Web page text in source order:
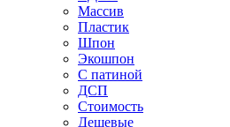
Массив
Пластик
Шпон
Экошпон
С патиной
ДСП
Стоимость
Дешевые